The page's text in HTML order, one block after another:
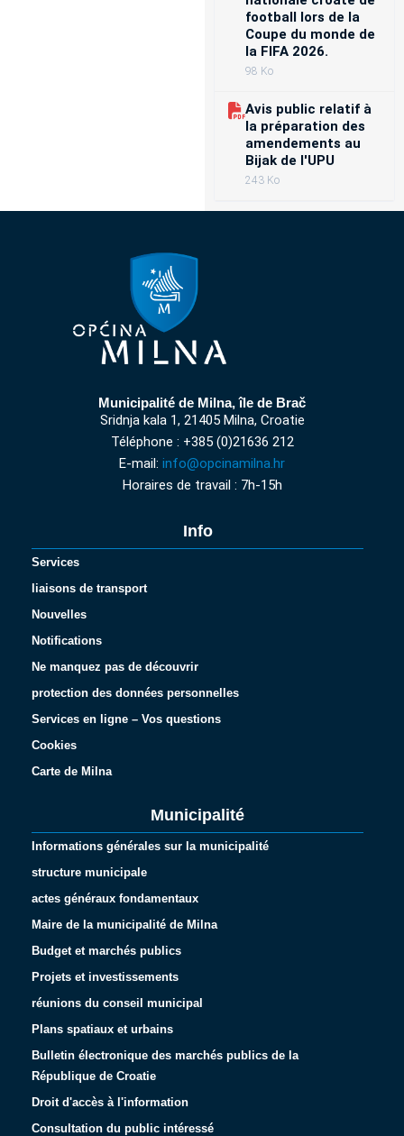
football lors de la
Coupe du monde de
la FIFA 2026.
98 Ko
Avis public relatif à
la préparation des
amendements au
Bijak de l'UPU
243 Ko
Municipalité de Milna, île de Brač
Sridnja kala 1, 21405 Milna, Croatie
Téléphone : +385 (0)21636 212
E-mail: info@opcinamilna.hr
Horaires de travail : 7h-15h
Info
Services
liaisons de transport
Nouvelles
Notifications
Ne manquez pas de découvrir
protection des données personnelles
Services en ligne – Vos questions
Cookies
Carte de Milna
Municipalité
Informations générales sur la municipalité
structure municipale
actes généraux fondamentaux
Maire de la municipalité de Milna
Budget et marchés publics
Projets et investissements
réunions du conseil municipal
Plans spatiaux et urbains
Bulletin électronique des marchés publics de la
République de Croatie
Droit d'accès à l'information
Consultation du public intéressé